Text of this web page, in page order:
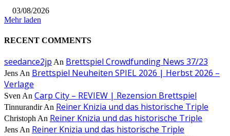
03/08/2026
Mehr laden
RECENT COMMENTS
seedance2jp An Brettspiel Crowdfunding News 37/23
Jens An Brettspiel Neuheiten SPIEL 2026 | Herbst 2026 –
Verlage
Sven An Carp City – REVIEW | Rezension Brettspiel
TinnurandirAn Reiner Knizia und das historische Triple
Christoph An Reiner Knizia und das historische Triple
Jens An Reiner Knizia und das historische Triple